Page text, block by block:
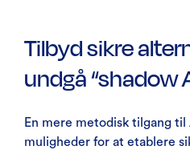
Tilbyd sikre
undgå “shadow
En mere metodisk tilgang til
muligheder for at etablere